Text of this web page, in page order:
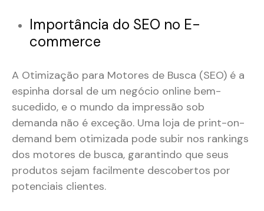
Importância do SEO no E-
commerce
A Otimização para Motores de Busca (SEO) é a
espinha dorsal de um negócio online bem-
sucedido, e o mundo da impressão sob
demanda não é exceção. Uma loja de print-on-
demand bem otimizada pode subir nos rankings
dos motores de busca, garantindo que seus
produtos sejam facilmente descobertos por
potenciais clientes.